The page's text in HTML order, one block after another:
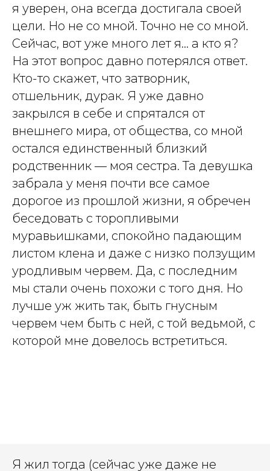
я уверен, она всегда достигала своей
цели. Но не со мной. Точно не со мной.
Сейчас, вот уже много лет я… а кто я?
На этот вопрос давно потерялся ответ.
Кто-то скажет, что затворник,
отшельник, дурак. Я уже давно
закрылся в себе и спрятался от
внешнего мира, от общества, со мной
остался единственный близкий
родственник — моя сестра. Та девушка
забрала у меня почти все самое
дорогое из прошлой жизни, я обречен
беседовать с торопливыми
муравьишками, спокойно падающим
листом клена и даже с низко ползущим
уродливым червем. Да, с последним
мы стали очень похожи с того дня. Но
лучше уж жить так, быть гнусным
червем чем быть с ней, с той ведьмой, с
которой мне довелось встретиться.
Я жил тогда (сейчас уже даже не